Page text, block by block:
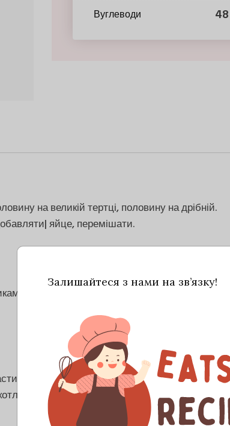
Вуглеводи 48
на великій тертці, половину на дрібній.
яйце, перемішати.
моркву натерти на тертці, змішати з
картопляну масу, потім трохи фаршу, і знову
Залишайтеся з нами на зв’язку!